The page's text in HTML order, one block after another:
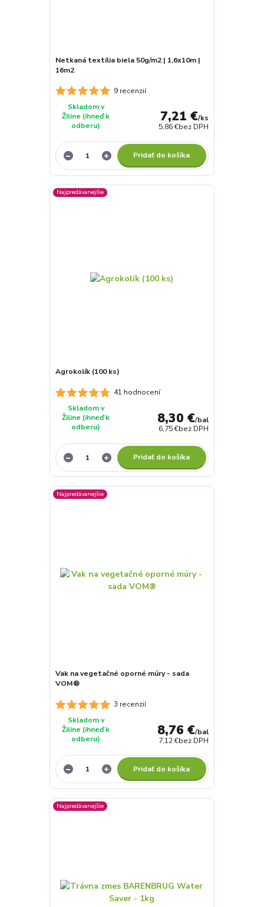
9 recenzií
Netkaná textília biela 50g/m2 | 1,6x10m |
16m2
7,21 €/ks
5,86 €bez DPH
Skladom v
Žiline (ihneď k
odberu)
Pridať do košíka
Najpredávanejšie
41 hodnocení
Agrokolík (100 ks)
8,30 €/bal
6,75 €bez DPH
Skladom v
Žiline (ihneď k
odberu)
Pridať do košíka
Najpredávanejšie
3 recenzií
Vak na vegetačné oporné múry - sada
VOM®
8,76 €/bal
7,12 €bez DPH
Skladom v
Žiline (ihneď k
odberu)
Pridať do košíka
Najpredávanejšie